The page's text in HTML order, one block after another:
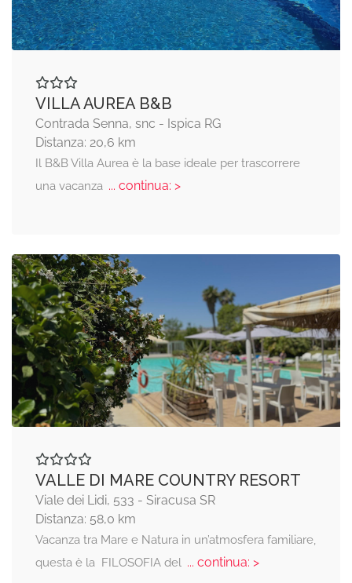
VILLA AUREA B&B
Contrada Senna, snc - Ispica RG
Distanza: 20,6 km
Il B&B Villa Aurea è la base ideale per trascorrere
una vacanza... continua: >
VALLE DI MARE COUNTRY RESORT
Viale dei Lidi, 533 - Siracusa SR
Distanza: 58,0 km
Vacanza tra Mare e Natura in un’atmosfera familiare,
questa è la FILOSOFIA del... continua: >